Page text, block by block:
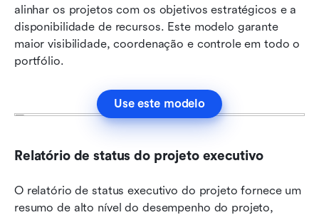
alinhar os projetos com os objetivos estratégicos e a
disponibilidade de recursos. Este modelo garante
maior visibilidade, coordenação e controle em todo o
portfólio.
Use este modelo
Relatório de status do projeto executivo
O relatório de status executivo do projeto fornece um
resumo de alto nível do desempenho do projeto,